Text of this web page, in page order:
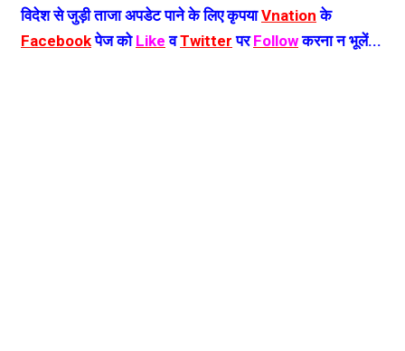
विदेश से जुड़ी ताजा अपडेट पाने के लिए कृपयाVnation के
Facebookपेज को Like वTwitter परFollowकरना न भूलें...